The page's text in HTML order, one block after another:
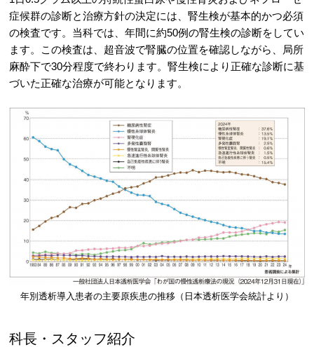
症候群の診断と治療方針の決定には、腎生検が基本的かつ必須
の検査です。当科では、年間に約50例の腎生検の診断をしてい
ます。この検査は、超音波で腎臓の位置を確認しながら、局所
麻酔下で30分程度で終わります。腎生検により正確な診断に基
づいた正確な治療が可能となります。
年別透析導入患者の主要原疾患の推移（日本透析医学会統計より）
科長・スタッフ紹介